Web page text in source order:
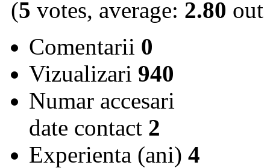
(5 votes, average: 2.80 out
Comentarii 0
Vizualizari 940
Numar accesari
date contact 2
Experienta (ani) 4